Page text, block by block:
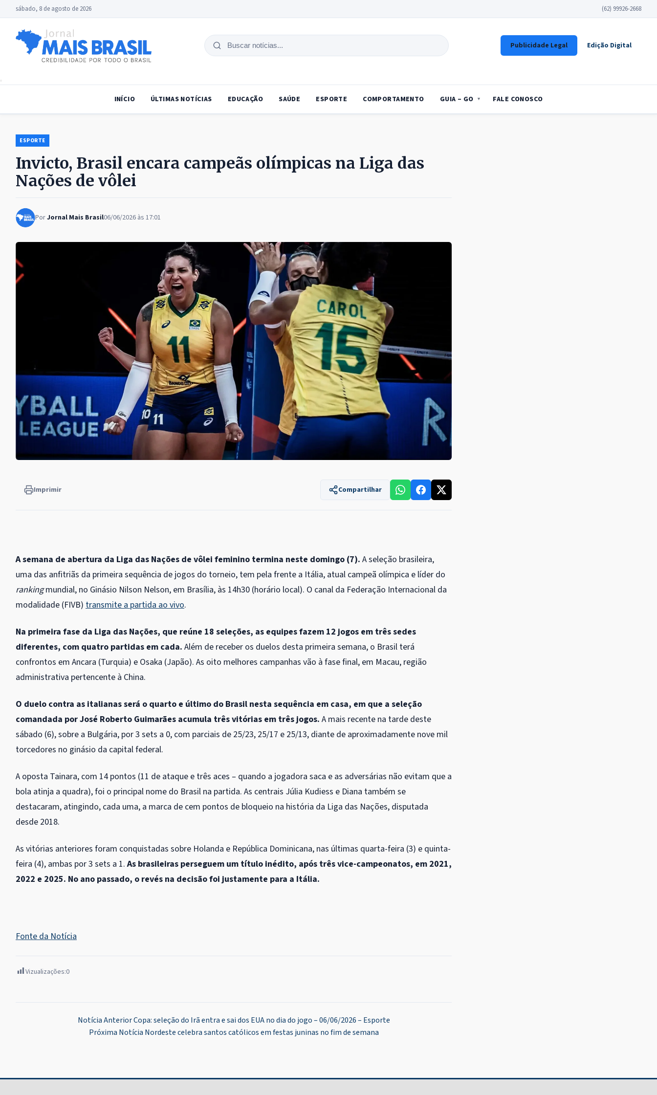
sábado, 8 de agosto de 2026 (62) 99926-2668
Buscar
Publicidade Legal Edição Digital
INÍCIO ÚLTIMAS NOTÍCIAS EDUCAÇÃO SAÚDE ESPORTE COMPORTAMENTO GUIA – GO FALE CONOSCO
ESPORTE
Invicto, Brasil encara campeãs olímpicas na Liga das
Nações de vôlei
PorJornal Mais Brasil06/06/2026 às 17:01
Imprimir Compartilhar
A semana de abertura da Liga das Nações de vôlei feminino termina neste domingo (7). A seleção brasileira,
uma das anfitriãs da primeira sequência de jogos do torneio, tem pela frente a Itália, atual campeã olímpica e líder do
rankingmundial, no Ginásio Nilson Nelson, em Brasília, às 14h30 (horário local). O canal da Federação Internacional da
modalidade (FIVB) transmite a partida ao vivo.
Na primeira fase da Liga das Nações, que reúne 18 seleções, as equipes fazem 12 jogos em três sedes
diferentes, com quatro partidas em cada. Além de receber os duelos desta primeira semana, o Brasil terá
confrontos em Ancara (Turquia) e Osaka (Japão). As oito melhores campanhas vão à fase final, em Macau, região
administrativa pertencente à China.
O duelo contra as italianas será o quarto e último do Brasil nesta sequência em casa, em que a seleção
comandada por José Roberto Guimarães acumula três vitórias em três jogos. A mais recente na tarde deste
sábado (6), sobre a Bulgária, por 3 sets a 0, com parciais de 25/23, 25/17 e 25/13, diante de aproximadamente nove mil
torcedores no ginásio da capital federal.
A oposta Tainara, com 14 pontos (11 de ataque e três aces – quando a jogadora saca e as adversárias não evitam que a
bola atinja a quadra), foi o principal nome do Brasil na partida. As centrais Júlia Kudiess e Diana também se
destacaram, atingindo, cada uma, a marca de cem pontos de bloqueio na história da Liga das Nações, disputada
desde 2018.
As vitórias anteriores foram conquistadas sobre Holanda e República Dominicana, nas últimas quarta-feira (3) e quinta-
feira (4), ambas por 3 sets a 1.As brasileiras perseguem um título inédito, após três vice-campeonatos, em 2021,
2022 e 2025. No ano passado, o revés na decisão foi justamente para a Itália.
Fonte da Notícia
Vizualizações:0
Notícia AnteriorCopa: seleção do Irã entra e sai dos EUA no dia do jogo – 06/06/2026 – Esporte
Próxima Notícia Nordeste celebra santos católicos em festas juninas no fim de semana